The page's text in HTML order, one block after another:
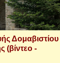
Δομαβιστίου
(βίντεο -